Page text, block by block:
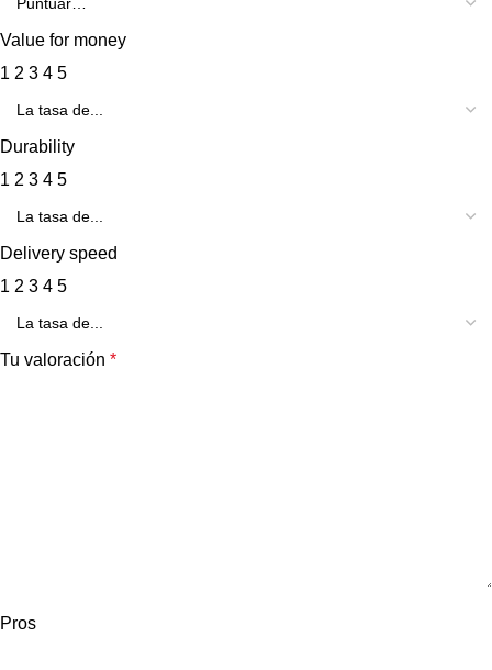
Value for money
1 2 3 4 5
Durability
1 2 3 4 5
Delivery speed
1 2 3 4 5
Tu valoración *
Pros